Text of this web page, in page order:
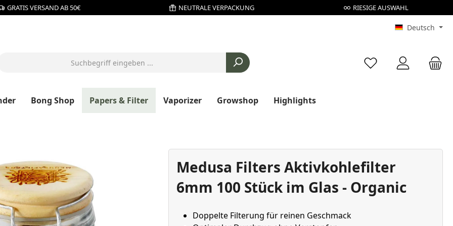
GRATIS VERSAND AB 50€ NEUTRALE VERPACKUNG RIESIGE AUSWAHL
Deutsch
Du hast 0 Produkte
Bong Shop Papers & Filter Vaporizer Growshop Highlights
Medusa Filters Aktivkohlefilter
6mm 100 Stück im Glas - Organic
Doppelte Filterung für reinen Geschmack